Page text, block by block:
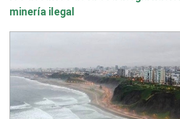
minería ilegal